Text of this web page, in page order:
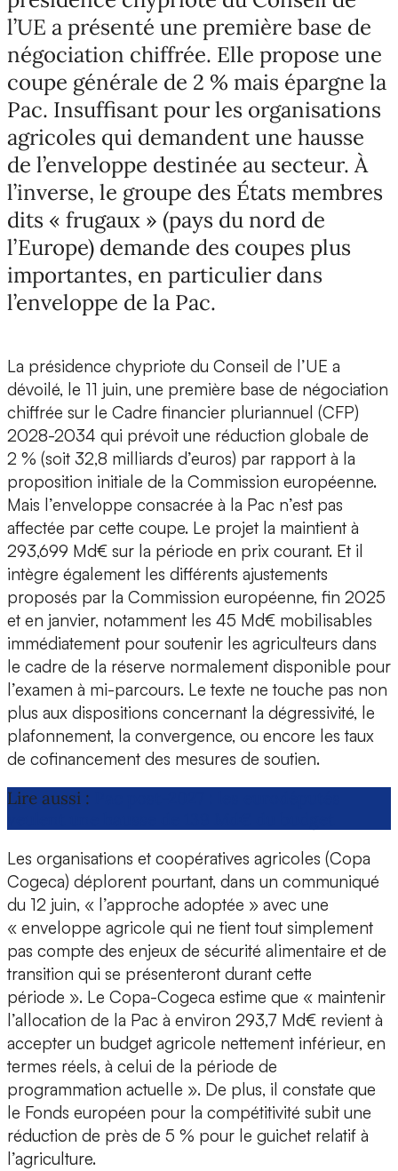
l’UE a présenté une première base de
négociation chiffrée. Elle propose une
coupe générale de 2 % mais épargne la
Pac. Insuffisant pour les organisations
agricoles qui demandent une hausse
de l’enveloppe destinée au secteur. À
l’inverse, le groupe des États membres
dits « frugaux » (pays du nord de
l’Europe) demande des coupes plus
importantes, en particulier dans
l’enveloppe de la Pac.
La présidence chypriote du Conseil de l’UE a
dévoilé, le 11 juin, une première base de négociation
chiffrée sur le Cadre financier pluriannuel (CFP)
2028-2034 qui prévoit une réduction globale de
2 % (soit 32,8 milliards d’euros) par rapport à la
proposition initiale de la Commission européenne.
Mais l’enveloppe consacrée à la Pac n’est pas
affectée par cette coupe. Le projet la maintient à
293,699 Md€ sur la période en prix courant. Et il
intègre également les différents ajustements
proposés par la Commission européenne, fin 2025
et en janvier, notamment les 45 Md€ mobilisables
immédiatement pour soutenir les agriculteurs dans
le cadre de la réserve normalement disponible pour
l’examen à mi-parcours. Le texte ne touche pas non
plus aux dispositions concernant la dégressivité, le
plafonnement, la convergence, ou encore les taux
de cofinancement des mesures de soutien.
Lire aussi :
Les organisations et coopératives agricoles (Copa
Cogeca) déplorent pourtant, dans un communiqué
du 12 juin, « l’approche adoptée » avec une
« enveloppe agricole qui ne tient tout simplement
pas compte des enjeux de sécurité alimentaire et de
transition qui se présenteront durant cette
période ». Le Copa-Cogeca estime que « maintenir
l’allocation de la Pac à environ 293,7 Md€ revient à
accepter un budget agricole nettement inférieur, en
termes réels, à celui de la période de
programmation actuelle ». De plus, il constate que
le Fonds européen pour la compétitivité subit une
réduction de près de 5 % pour le guichet relatif à
l’agriculture.